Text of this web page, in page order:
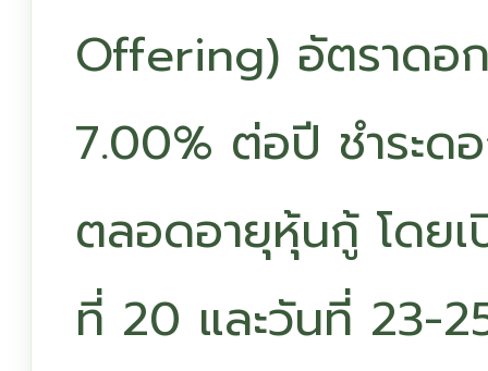
Offering) อัตราดอ
7.00% ต่อปี ชำระด
ตลอดอายุหุ้นกู้ โดยเ
ที่ 20 และวันที่ 23-